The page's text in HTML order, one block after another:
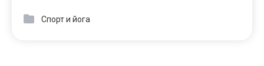
Спорт и йога